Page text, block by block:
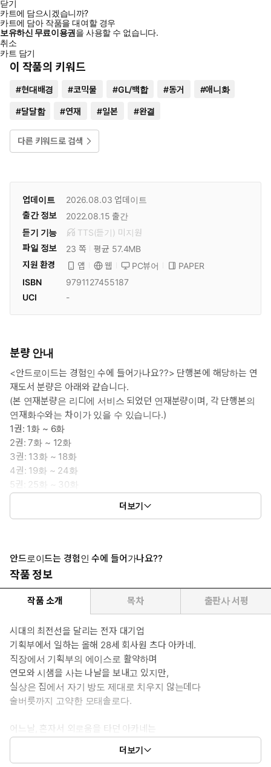
닫기
카트에 담으시겠습니까?
카트에 담아 작품을 대여할 경우
보유하신 무료이용권을 사용할 수 없습니다.
취소
카트 담기
이 작품의 키워드
#현대배경 #코믹물 #GL/백합 #동거 #애니화
#달달함 #연재 #일본 #완결
다른 키워드로 검색
업데이트 2026.08.03 업데이트
출간 정보
2022.08.15 출간
듣기 기능
TTS(듣기) 미 지원
파일 정보
23 쪽
평균 57.4MB
지원 환경
앱 웹 PC뷰어
PAPER
ISBN
9791127455187
UCI
-
분량 안내
<안드로이드는 경험인 수에 들어가나요??> 단행본에 해당하는 연
재도서 분량은 아래와 같습니다.
(본 연재분량은 리디에 서비스 되었던 연재분량이며, 각 단행본의
연재화수와는 차이가 있을 수 있습니다.)
1권: 1화 ~ 6화
2권: 7화 ~ 12화
3권: 13화 ~ 18화
4권: 19화 ~ 24화
5권: 25화 ~ 30화
6권: 31화 ~ 36화
더보기
안드로이드는 경험인 수에 들어가나요??
작품 정보
작품 소개 목차 출판사 서평
시대의 최전선을 달리는 전자 대기업
기획부에서 일하는 올해 28세 회사원 츠다 아카네.
직장에서 기획부의 에이스로 활약하며
연모와 시샘을 사는 나날을 보내고 있지만,
실상은 집에서 자기 방도 제대로 치우지 않는데다
술버릇까지 고약한 모태솔로다.
어느날, 혼자서 외로움을 타던 아카네는
술김에 섹스용 안드로이드 · 나데시코를
더보기